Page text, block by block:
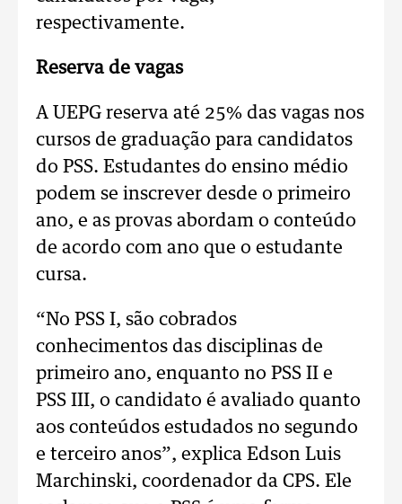
respectivamente.
Reserva de vagas
A UEPG reserva até 25% das vagas nos
cursos de graduação para candidatos
do PSS. Estudantes do ensino médio
podem se inscrever desde o primeiro
ano, e as provas abordam o conteúdo
de acordo com ano que o estudante
cursa.
“No PSS I, são cobrados
conhecimentos das disciplinas de
primeiro ano, enquanto no PSS II e
PSS III, o candidato é avaliado quanto
aos conteúdos estudados no segundo
e terceiro anos”, explica Edson Luis
Marchinski, coordenador da CPS. Ele